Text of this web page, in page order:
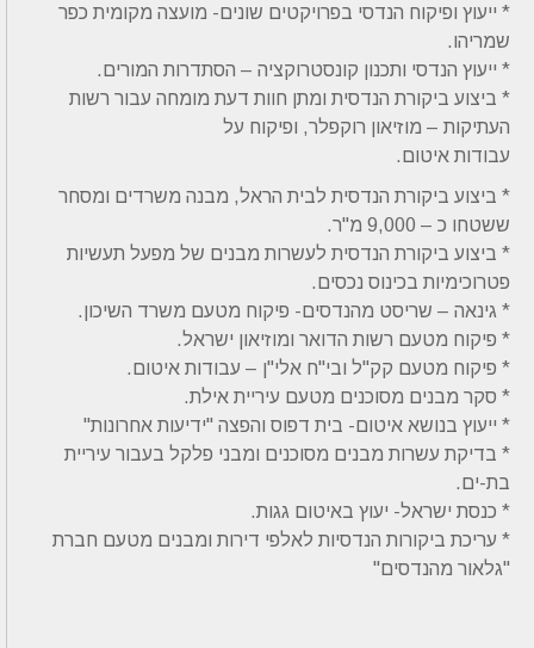
* ייעוץ ופיקוח הנדסי בפרויקטים שונים- מועצה מקומית כפר
שמריהו.
* ייעוץ הנדסי ותכנון קונסטרוקציה – הסתדרות המורים.
* ביצוע ביקורת הנדסית ומתן חוות דעת מומחה עבור רשות
העתיקות – מוזיאון רוקפלר, ופיקוח על
עבודות איטום.
* ביצוע ביקורת הנדסית לבית הראל, מבנה משרדים ומסחר
ששטחו כ – 9,000 מ"ר.
* ביצוע ביקורת הנדסית לעשרות מבנים של מפעל תעשיות
פטרוכימיות בכינוס נכסים.
* גינאה – שריסט מהנדסים- פיקוח מטעם משרד השיכון.
* פיקוח מטעם רשות הדואר ומוזיאון ישראל.
* פיקוח מטעם קק"ל ובי"ח אלי"ן – עבודות איטום.
* סקר מבנים מסוכנים מטעם עיריית אילת.
* ייעוץ בנושא איטום- בית דפוס והפצה "ידיעות אחרונות"
* בדיקת עשרות מבנים מסוכנים ומבני פלקל בעבור עיריית
בת-ים.
* כנסת ישראל- יעוץ באיטום גגות.
* עריכת ביקורות הנדסיות לאלפי דירות ומבנים מטעם חברת
"גלאור מהנדסים"